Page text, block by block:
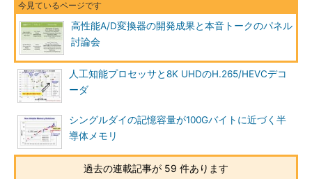
高性能A/D変換器の開発成果と本音トークのパネル
討論会
人工知能プロセッサと8K UHDのH.265/HEVCデコ
ーダ
シングルダイの記憶容量が100Gバイトに近づく半
導体メモリ
過去の連載記事が 59 件あります